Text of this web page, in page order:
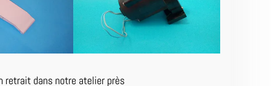
retrait dans notre atelier près